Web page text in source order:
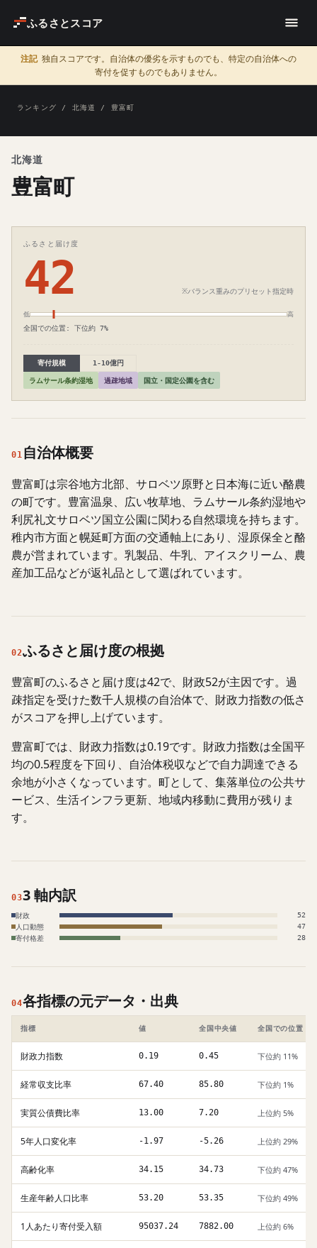
ふるさとスコア
注記 独自スコアです。自治体の優劣を示すものでも、特定の自治体への
寄付を促すものでもありません。
ランキング / 北海道 / 豊富町
北海道
豊富町
ふるさと届け度
42 ※バランス重みのプリセット指定時
低 高
全国での位置: 下位約 7%
寄付規模 1-10億円
ラムサール条約湿地 過疎地域 国立・国定公園を含む
01 自治体概要
豊富町は宗谷地方北部、サロベツ原野と日本海に近い酪農
の町です。豊富温泉、広い牧草地、ラムサール条約湿地や
利尻礼文サロベツ国立公園に関わる自然環境を持ちます。
稚内市方面と幌延町方面の交通軸上にあり、湿原保全と酪
農が営まれています。乳製品、牛乳、アイスクリーム、農
産加工品などが返礼品として選ばれています。
02ふるさと届け度の根拠
豊富町のふるさと届け度は42で、財政52が主因です。過
疎指定を受けた数千人規模の自治体で、財政力指数の低さ
がスコアを押し上げています。
豊富町では、財政力指数は0.19です。財政力指数は全国平
均の0.5程度を下回り、自治体税収などで自力調達できる
余地が小さくなっています。町として、集落単位の公共サ
ービス、生活インフラ更新、地域内移動に費用が残りま
す。
033 軸内訳
財政 52
人口動態 47
寄付格差 28
04各指標の元データ・出典
指標 値 全国中央値 全国での位置
財政力指数 0.19 0.45 下位約 11%
経常収支比率 67.40 85.80 下位約 1%
実質公債費比率 13.00 7.20 上位約 5%
5年人口変化率 -1.97 -5.26 上位約 29%
高齢化率 34.15 34.73 下位約 47%
生産年齢人口比率 53.20 53.35 下位約 49%
1人あたり寄付受入額 95037.24 7882.00 上位約 6%